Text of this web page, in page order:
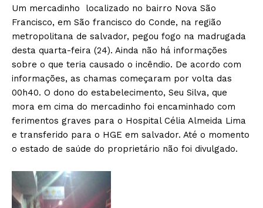
Um mercadinho localizado no bairro Nova São
Francisco, em São francisco do Conde, na região
metropolitana de salvador, pegou fogo na madrugada
desta quarta-feira (24). Ainda não há informações
sobre o que teria causado o incêndio. De acordo com
informações, as chamas começaram por volta das
00h40. O dono do estabelecimento, Seu Silva, que
mora em cima do mercadinho foi encaminhado com
ferimentos graves para o Hospital Célia Almeida Lima
e transferido para o HGE em salvador. Até o momento
o estado de saúde do proprietário não foi divulgado.